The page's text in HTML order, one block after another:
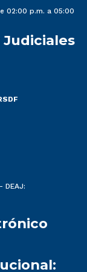
02:00 p.m. a 05:00
Judiciales
DEAJ: